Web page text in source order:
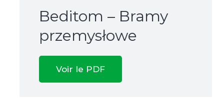
Beditom – Bramy
przemysłowe
Voir le PDF